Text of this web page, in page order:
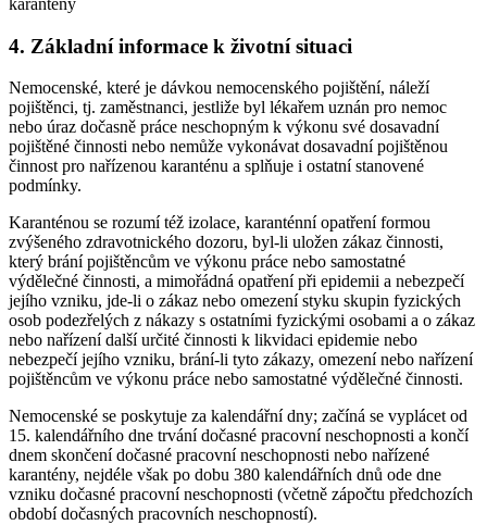
4. Základní informace k životní situaci
Nemocenské, které je dávkou nemocenského pojištění, náleží
pojištěnci, tj. zaměstnanci, jestliže byl lékařem uznán pro nemoc
nebo úraz dočasně práce neschopným k výkonu své dosavadní
pojištěné činnosti nebo nemůže vykonávat dosavadní pojištěnou
činnost pro nařízenou karanténu a splňuje i ostatní stanovené
podmínky.
Karanténou se rozumí též izolace, karanténní opatření formou
zvýšeného zdravotnického dozoru, byl-li uložen zákaz činnosti,
který brání pojištěncům ve výkonu práce nebo samostatné
výdělečné činnosti, a mimořádná opatření při epidemii a nebezpečí
jejího vzniku, jde-li o zákaz nebo omezení styku skupin fyzických
osob podezřelých z nákazy s ostatními fyzickými osobami a o zákaz
nebo nařízení další určité činnosti k likvidaci epidemie nebo
nebezpečí jejího vzniku, brání-li tyto zákazy, omezení nebo nařízení
pojištěncům ve výkonu práce nebo samostatné výdělečné činnosti.
Nemocenské se poskytuje za kalendářní dny; začíná se vyplácet od
15. kalendářního dne trvání dočasné pracovní neschopnosti a končí
dnem skončení dočasné pracovní neschopnosti nebo nařízené
karantény, nejdéle však po dobu 380 kalendářních dnů ode dne
vzniku dočasné pracovní neschopnosti (včetně zápočtu předchozích
období dočasných pracovních neschopností).